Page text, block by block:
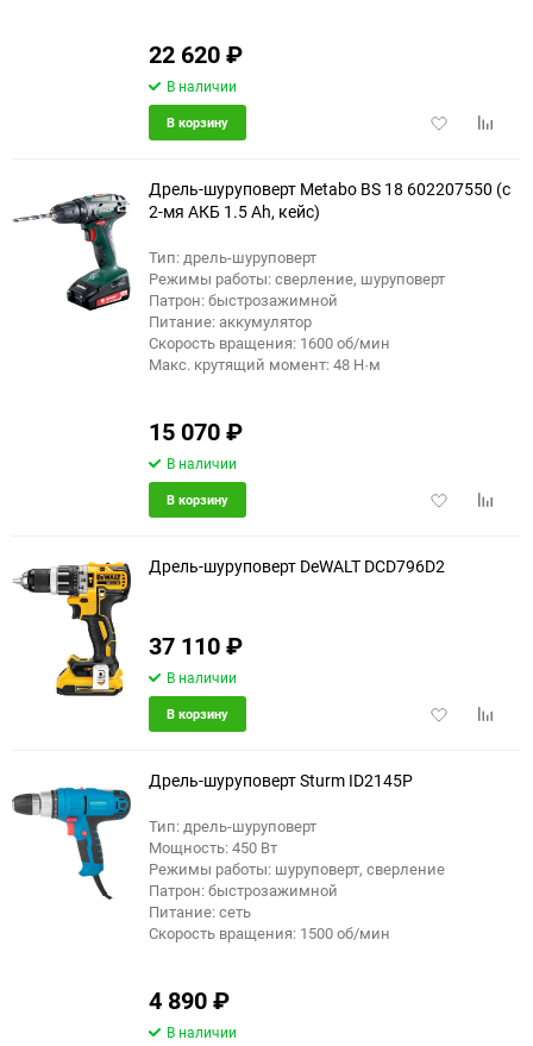
22 620₽
В наличии
Добавить
В корзину
Дрель-шуруповерт Metabo BS 18 602207550 (с
2-мя АКБ 1.5 Ah, кейс)
Тип: дрель-шуруповерт
Режимы работы: сверление, шуруповерт
Патрон: быстрозажимной
Питание: аккумулятор
Скорость вращения: 1600 об/мин
Макс. крутящий момент: 48 Н·м
15 070₽
В наличии
Добавить
В корзину
Дрель-шуруповерт DeWALT DCD796D2
37 110₽
В наличии
Добавить
В корзину
еще 1 фото
Дрель-шуруповерт Sturm ID2145P
Тип: дрель-шуруповерт
Мощность: 450 Вт
Режимы работы: шуруповерт, сверление
Патрон: быстрозажимной
Питание: сеть
Скорость вращения: 1500 об/мин
4 890₽
В наличии